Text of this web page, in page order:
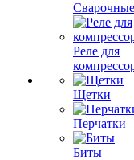
Реле для
Щетки
Перчатки
Биты